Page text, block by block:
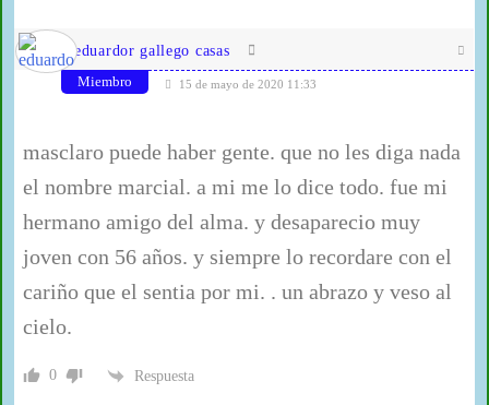
eduardor gallego casas
Miembro
15 de mayo de 2020 11:33
masclaro puede haber gente. que no les diga nada
el nombre marcial. a mi me lo dice todo. fue mi
hermano amigo del alma. y desaparecio muy
joven con 56 años. y siempre lo recordare con el
cariño que el sentia por mi. . un abrazo y veso al
cielo.
0 Respuesta